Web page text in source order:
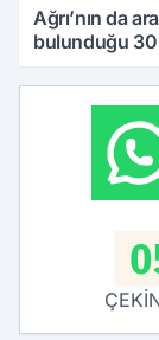
Ağrı’nın da
bulunduğu
şüpheli